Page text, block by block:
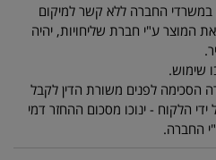
במשרדי החברה ללא קשר למיקום
המוצר ע"י חברת שליחויות, יהיה
הסכימה לפנים משורת הדין לקבל
הלקוח - ינוכו מסכום ההחזר דמי
החברה.